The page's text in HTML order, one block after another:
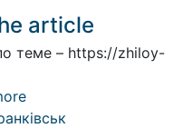
article
теме – https://zhiloy-